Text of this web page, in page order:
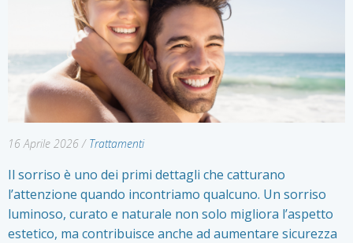
16 Aprile 2026 / Trattamenti
Il sorriso è uno dei primi dettagli che catturano
l’attenzione quando incontriamo qualcuno. Un sorriso
luminoso, curato e naturale non solo migliora l’aspetto
estetico, ma contribuisce anche ad aumentare sicurezza